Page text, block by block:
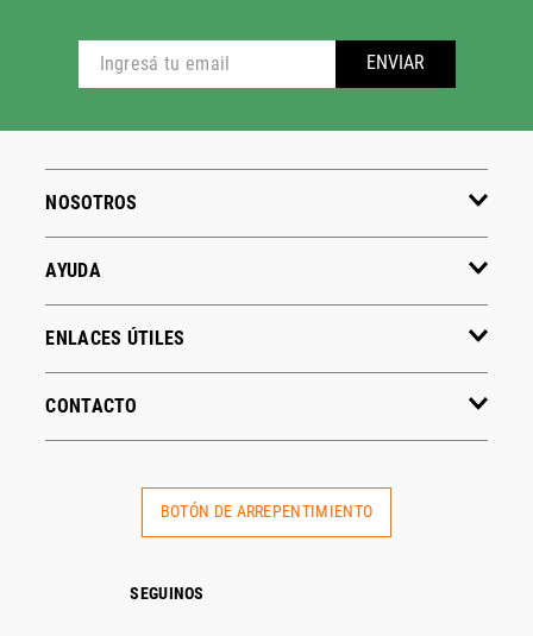
ENVIAR
NOSOTROS
AYUDA
ENLACES ÚTILES
CONTACTO
BOTÓN DE ARREPENTIMIENTO
SEGUINOS